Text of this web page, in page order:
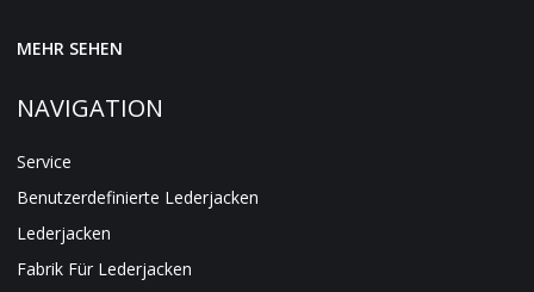
MEHR SEHEN
NAVIGATION
Service
Benutzerdefinierte Lederjacken
Lederjacken
Fabrik Für Lederjacken